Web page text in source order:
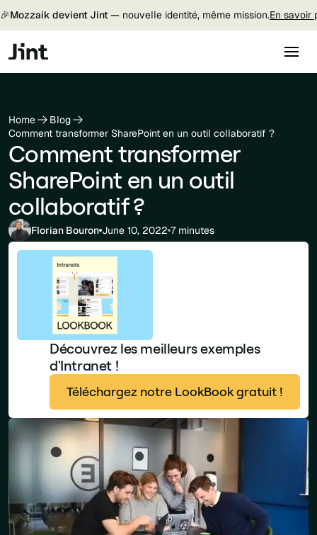
🎉Mozzaik devient Jint — nouvelle identité, même mission.En savoir
Home
Blog
Comment transformer SharePoint en un outil collaboratif ?
Comment transformer
SharePoint en un outil
collaboratif ?
Florian Bouron June 10, 2022 7 minutes
Découvrez les meilleurs exemples
d'Intranet !
Téléchargez notre LookBook gratuit !